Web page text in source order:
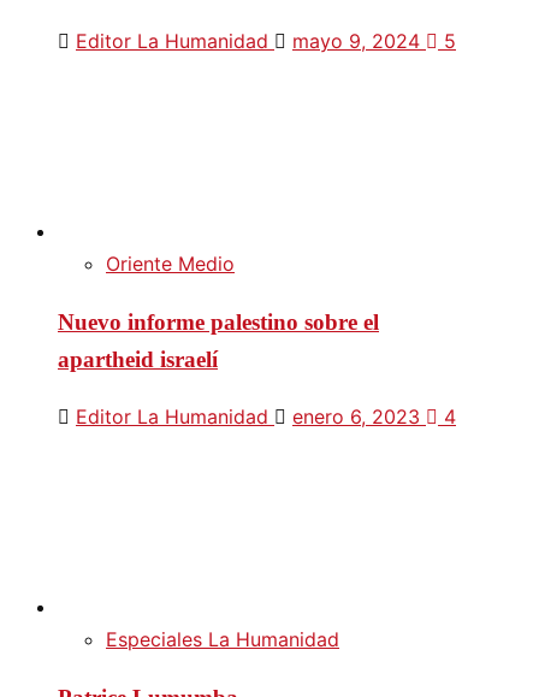
Editor La Humanidad mayo 9, 2024 5
Oriente Medio
Nuevo informe palestino sobre el
apartheid israelí
Editor La Humanidad enero 6, 2023 4
Especiales La Humanidad